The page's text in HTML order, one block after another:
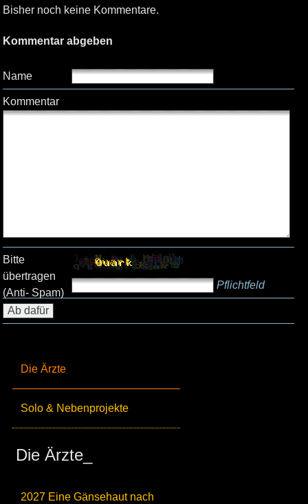
Die Ärzte
Solo & Nebenprojekte
Die Ärzte_
2027 Eine Gänsehaut nach
Bisher noch keine Kommentare.
Kommentar abgeben
Name
Kommentar
Bitte
übertragen
(Anti- Spam)
Pflichtfeld